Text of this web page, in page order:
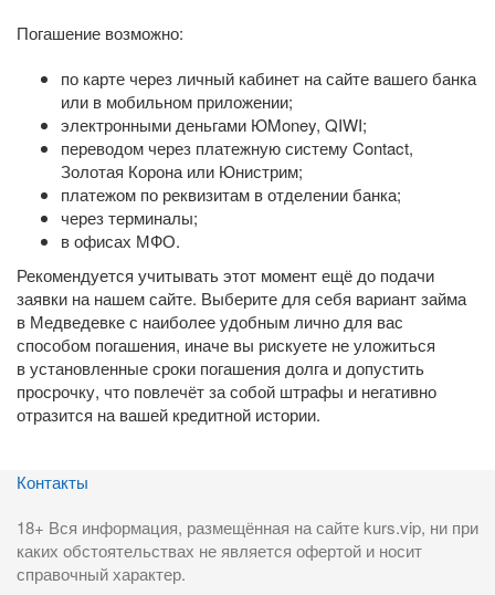
Погашение возможно:
по карте через личный кабинет на сайте вашего банка
или в мобильном приложении;
электронными деньгами ЮMoney, QIWI;
переводом через платежную систему Contact,
Золотая Корона или Юнистрим;
платежом по реквизитам в отделении банка;
через терминалы;
в офисах МФО.
Рекомендуется учитывать этот момент ещё до подачи
заявки на нашем сайте. Выберите для себя вариант займа
в Медведевке с наиболее удобным лично для вас
способом погашения, иначе вы рискуете не уложиться
в установленные сроки погашения долга и допустить
просрочку, что повлечёт за собой штрафы и негативно
отразится на вашей кредитной истории.
Контакты
18+ Вся информация, размещённая на сайте kurs.vip, ни при
каких обстоятельствах не является офертой и носит
справочный характер.